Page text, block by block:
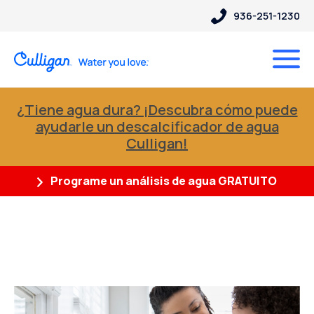
936-251-1230
¿Tiene agua dura? ¡Descubra cómo puede
ayudarle un descalcificador de agua
Culligan!
Programe un análisis de agua GRATUITO